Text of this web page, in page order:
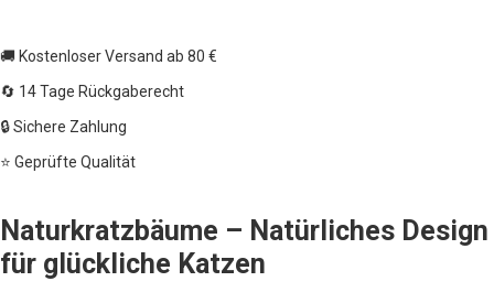
🚚 Kostenloser Versand ab 80 €
🔄 14 Tage Rückgaberecht
🔒 Sichere Zahlung
⭐ Geprüfte Qualität
Naturkratzbäume – Natürliches Design
für glückliche Katzen